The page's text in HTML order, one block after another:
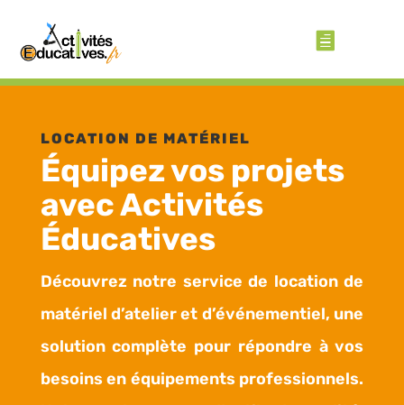
LOCATION DE MATÉRIEL
Équipez vos projets
avec Activités
Éducatives
Découvrez notre service de location de
matériel d’atelier et d’événementiel, une
solution complète pour répondre à vos
besoins en équipements professionnels.